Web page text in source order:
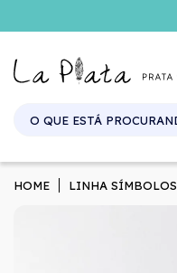
HOME LINHA SÍMBOLOS